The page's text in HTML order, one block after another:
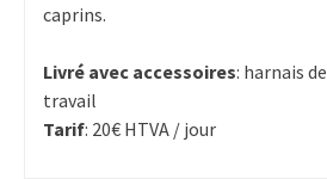
caprins.
Livré avec accessoires: harnais de
travail
Tarif: 20€ HTVA / jour